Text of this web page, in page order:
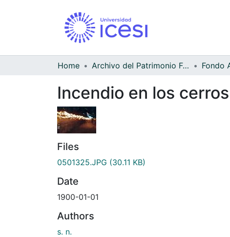
Home Archivo del Patrimonio Fotográfico y Fílmico del Valle del Cauca
Incendio en los
Files
0501325.JPG (30.11 KB)
Date
1900-01-01
Authors
s. n.